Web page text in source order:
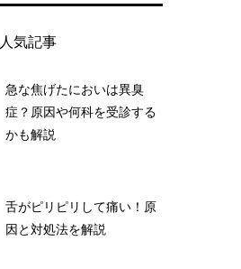
人気記事
急な焦げたにおいは異臭
症？原因や何科を受診する
かも解説
舌がピリピリして痛い！原
因と対処法を解説